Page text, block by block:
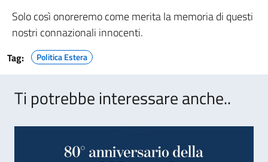
Solo così onoreremo come merita la memoria di questi
nostri connazionali innocenti.
Tag: Politica Estera
Ti potrebbe interessare anche..